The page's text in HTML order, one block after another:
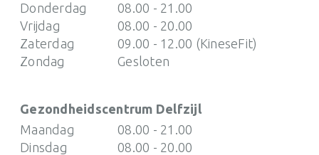
Donderdag
08.00 - 21.00
Vrijdag
08.00 - 20.00
Zaterdag
09.00 - 12.00 (KineseFit)
Zondag
Gesloten
Gezondheidscentrum Delfzijl
Maandag
08.00 - 21.00
Dinsdag
08.00 - 20.00